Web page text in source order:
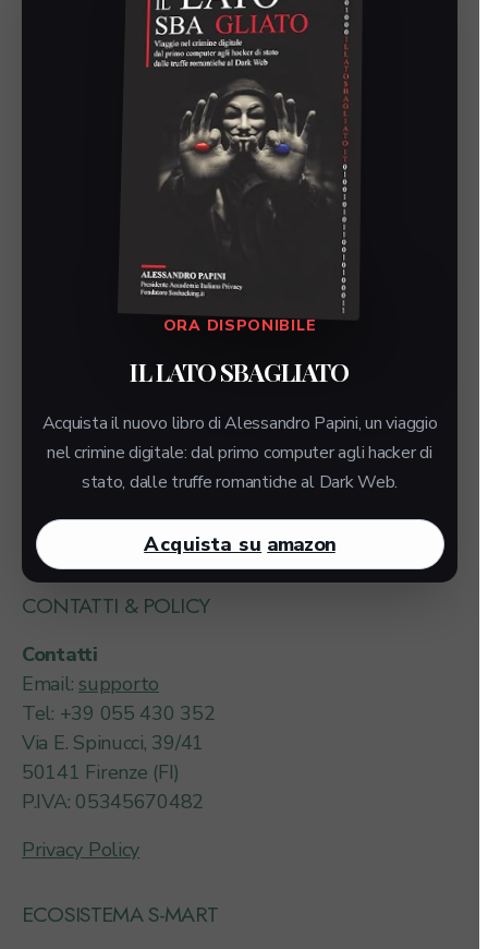
ORA DISPONIBILE
IL LATO SBAGLIATO
Acquista il nuovo libro di Alessandro Papini, un viaggio
nel crimine digitale: dal primo computer agli hacker di
stato, dalle truffe romantiche al Dark Web.
Acquista su amazon
Parlando di noi
News
BACK OFFICE
Login
CONTATTI & POLICY
Contatti
Email:supporto
Tel: +39 055 430 352
Via E. Spinucci, 39/41
50141 Firenze (FI)
P.IVA: 05345670482
Privacy Policy
ECOSISTEMA S-MART